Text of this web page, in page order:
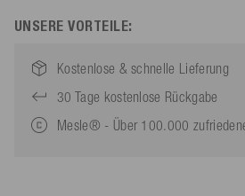
UNSERE VORTEILE:
Kostenlose & schnelle Lieferung
30 Tage kostenlose Rückgabe
Mesle® - Über 100.000